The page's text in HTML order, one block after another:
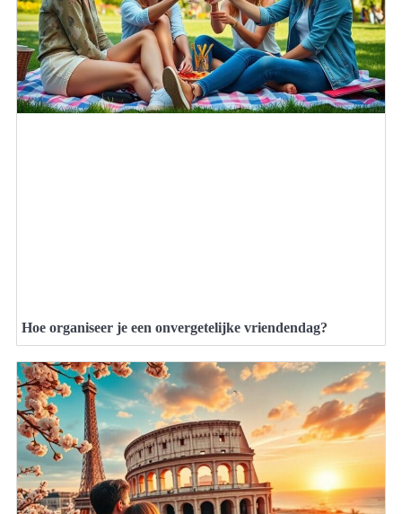
Hoe organiseer je een onvergetelijke vriendendag?